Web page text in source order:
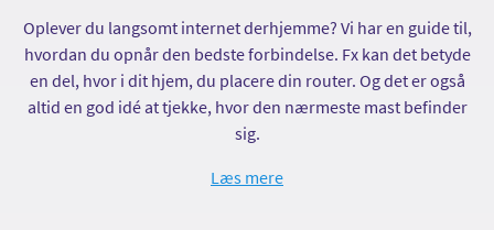
Oplever du langsomt internet derhjemme? Vi har en guide til,
hvordan du opnår den bedste forbindelse. Fx kan det betyde
en del, hvor i dit hjem, du placere din router. Og det er også
altid en god idé at tjekke, hvor den nærmeste mast befinder
sig.
Læs mere